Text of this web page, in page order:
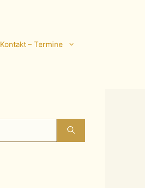
Kontakt – Termine